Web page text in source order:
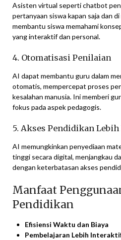
Asisten virtual seperti chatbot
pertanyaan siswa kapan saja dan
membantu siswa memahami
yang interaktif dan personal.
4. Otomatisasi Penilaian
AI dapat membantu guru dalam
otomatis, mempercepat proses
kesalahan manusia. Ini memberi
fokus pada aspek pedagogis.
5. Akses Pendidikan Lebih
AI memungkinkan penyediaan
tinggi secara digital, menjangkau
dengan keterbatasan akses
Manfaat
Pendidikan
Efisiensi Waktu dan Biaya
Pembelajaran Lebih